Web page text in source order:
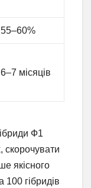
55–60%
6–7 місяців
Ф1
скорочувати
якісного
гібридів